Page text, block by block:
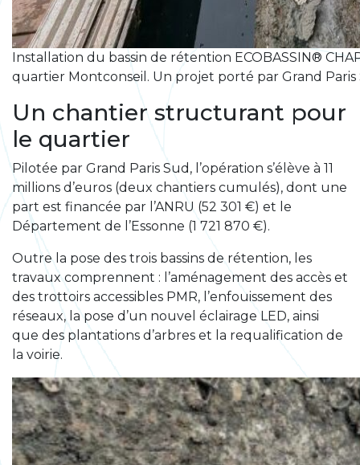
Installation du bassin de rétention ECOBASSIN®
quartier Montconseil. Un projet porté par Grand
Un chantier structurant pour
le quartier
Pilotée par Grand Paris Sud, l’opération s’élève à 11
millions d’euros (deux chantiers cumulés), dont une
part est financée par l’ANRU (52 301 €) et le
Département de l’Essonne (1 721 870 €).
Outre la pose des trois bassins de rétention, les
travaux comprennent : l’aménagement des accès et
des trottoirs accessibles PMR, l’enfouissement des
réseaux, la pose d’un nouvel éclairage LED, ainsi
que des plantations d’arbres et la requalification de
la voirie.